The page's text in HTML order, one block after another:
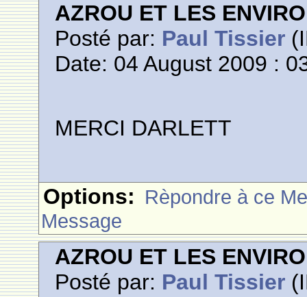
AZROU ET LES
Posté par: Paul Tissier
Date: 04 August 2009 :
MERCI DARLETT
Options: Rèpondre à ce
Message
AZROU ET LES
Posté par: Paul Tissier